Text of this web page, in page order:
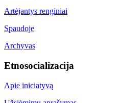
Artėjantys renginiai
Spaudoje
Archyvas
Etnosocializacija
Apie iniciatyvą